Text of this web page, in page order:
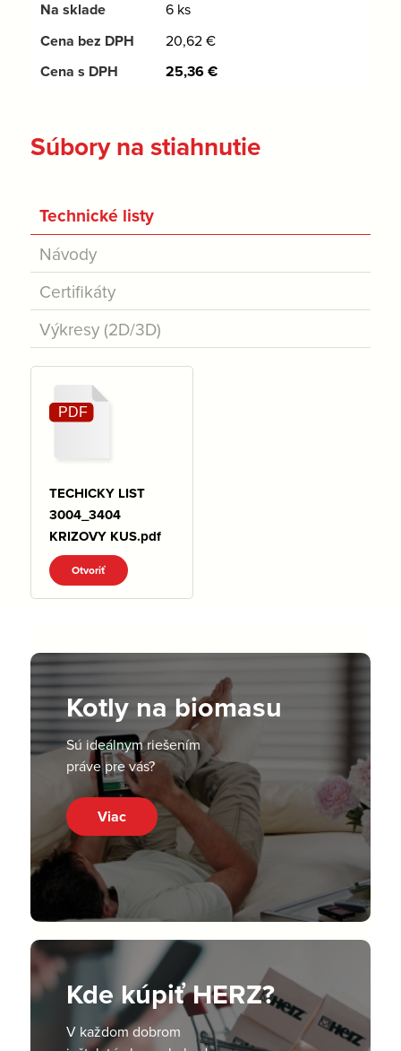
6 ks
20,62€
25,36€
Súbory na stiahnutie
Technické listy
Návody
Certifikáty
Výkresy (2D/3D)
TECHICKY LIST
3004_3404
KRIZOVY KUS.pdf
Otvoriť
Kotly na biomasu
Sú ideálnym riešením
práve pre vás?
Viac
Kde kúpiť HERZ?
V každom dobrom